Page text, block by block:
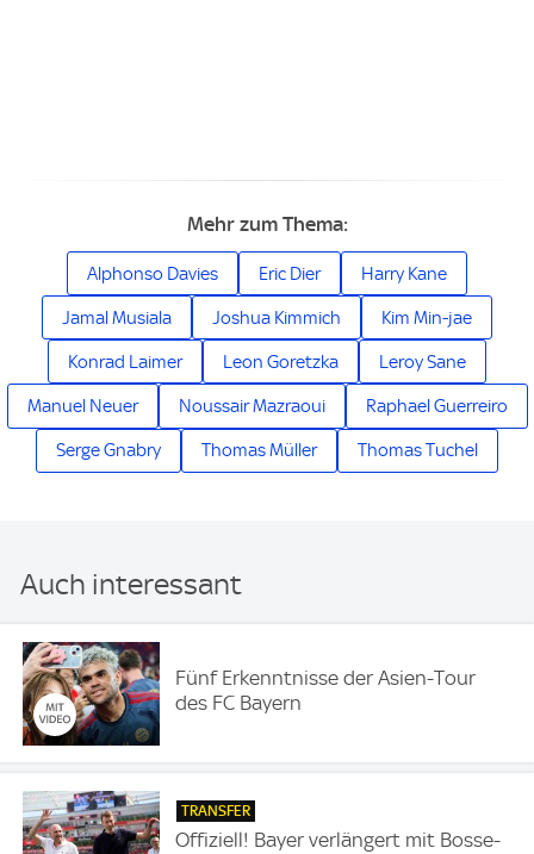
Mehr zum Thema:
Alphonso Davies Eric Dier Harry Kane
Jamal Musiala Joshua Kimmich Kim Min-jae
Konrad Laimer Leon Goretzka Leroy Sane
Manuel Neuer Noussair Mazraoui Raphael Guerreiro
Serge Gnabry Thomas Müller Thomas Tuchel
Auch interessant
Fünf Erkenntnisse der Asien-Tour
des FC Bayern
TRANSFER
Offiziell! Bayer verlängert mit Bosse-